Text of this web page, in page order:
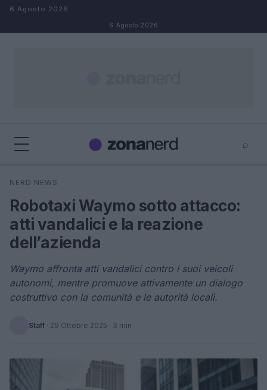
Salta al contenuto
6 Agosto 2026
6 Agosto 2026
⌕
Cerca
NERD NEWS
Robotaxi Waymo sotto attacco:
atti vandalici e la reazione
dell’azienda
Waymo affronta atti vandalici contro i suoi veicoli
autonomi, mentre promuove attivamente un dialogo
costruttivo con la comunità e le autorità locali.
Staff · 29 Ottobre 2025 · 3 min